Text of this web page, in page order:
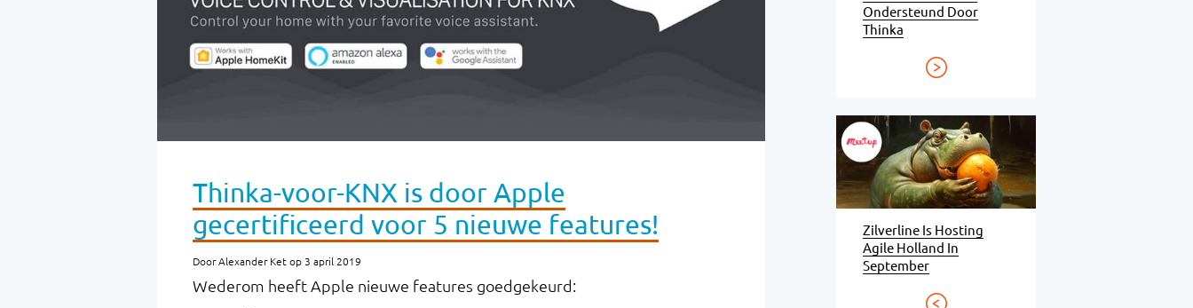
Thinka-voor-KNX is door Apple
gecertificeerd voor 5 nieuwe features!
Door Alexander Ket op 3 april 2019
Wederom heeft Apple nieuwe features goedgekeurd:
Ondersteund Door
Thinka
Zilverline Is Hosting
Agile Holland In
September